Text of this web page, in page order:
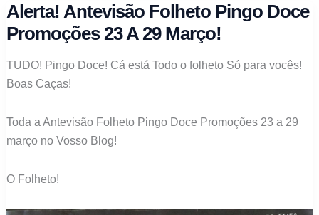
Alerta! Antevisão Folheto Pingo Doce
Promoções 23 A 29 Março!
TUDO! Pingo Doce! Cá está Todo o folheto Só para vocês!
Boas Caças!
Toda a Antevisão Folheto Pingo Doce Promoções 23 a 29
março no Vosso Blog!
O Folheto!